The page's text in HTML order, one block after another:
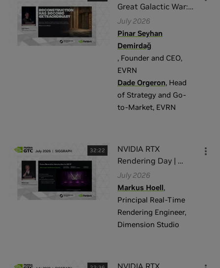
Great Galactic War:…
July 2026
Pinar Seyhan
Demirdağ
, Founder and CEO,
EVRN
Dade Orgeron, Head
of Strategy and Go-
to-Market, EVRN
32:22
NVIDIA RTX
Rendering Day | …
July 2026
Markus Hoell,
Principal Real-Time
Rendering Engineer,
Dimension Studio
NVIDIA RTX